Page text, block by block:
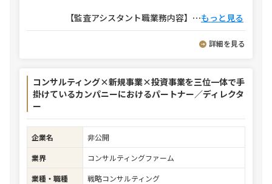
【監査アシスタント職業務内容】 ⋯もっと見る
詳細を見る
コンサルティング×新規事業×投資事業を三位一体で手
掛けているカンパニーにおけるパートナー／ディレクタ
ー
企業名
非公開
業界
コンサルティングファーム
業種・職種
戦略コンサルティング